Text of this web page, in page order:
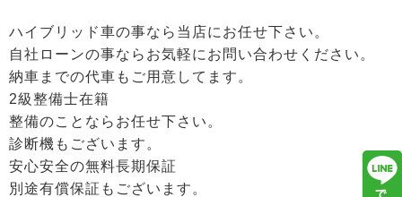
ハイブリッド車の事なら当店にお任せ下さい。
自社ローンの事ならお気軽にお問い合わせください。
納車までの代車もご用意してます。
2級整備士在籍
整備のことならお任せ下さい。
診断機もございます。
安心安全の無料長期保証
別途有償保証もございます。